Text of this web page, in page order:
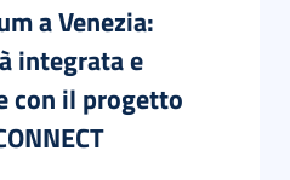
a Venezia:
integrata e
con il progetto